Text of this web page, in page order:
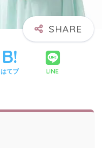
はてブ LINE